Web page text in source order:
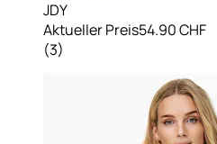
JDY
Aktueller Preis54.90 CHF
(3)